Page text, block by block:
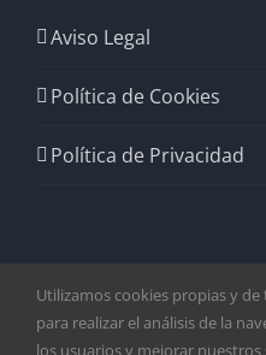
Aviso Legal
Política de Cookies
Política de Privacidad
Utilizamos cookies propias y de
para realizar el análisis de la
los usuarios y mejorar nuestros